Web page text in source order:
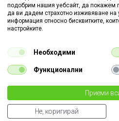
€ 2.22
Карта на сайта
Как да намеря документ
към поръчка
Конфигуратор за ел.
ключове и контакти
Уважаеми Клиенти, моля да имате
нашия сайт са
те могат да се различават от
променя неговите технически
подобрим нашия уебсайт, да покажем
да ви дадем страхотно изживяване на
информация относно бисквитките,
настройките.
Необходими
Функционални
Приеми
Не, коригирай